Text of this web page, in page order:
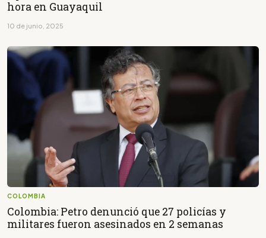
hora en Guayaquil
10 de junio, 2025
COLOMBIA
Colombia: Petro denunció que 27 policías y
militares fueron asesinados en 2 semanas